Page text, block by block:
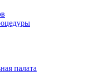
палата